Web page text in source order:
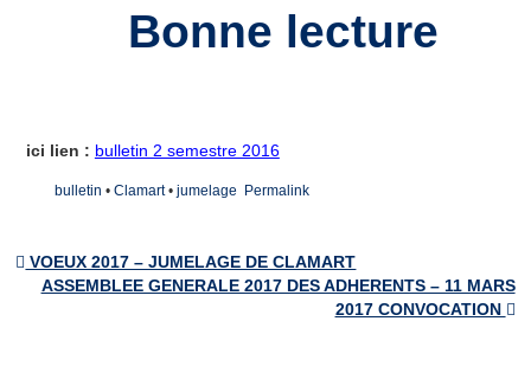
Le bureau
Inscription à la lettre d’Information
Bonne lecture
ici lien : bulletin 2 semestre 2016
bulletin • Clamart• jumelage Permalink
Post navigation
VOEUX 2017 – JUMELAGE DE CLAMART
ASSEMBLEE GENERALE 2017 DES ADHERENTS – 11 MARS
2017 CONVOCATION